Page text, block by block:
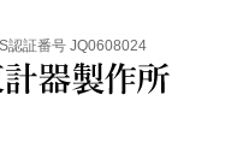
認証番号 JQ0608024